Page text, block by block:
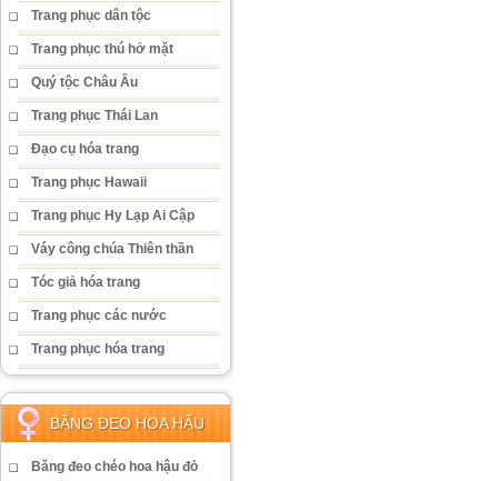
Trang phục dân tộc
Trang phục thú hở mặt
Quý tộc Châu Âu
Trang phục Thái Lan
Đạo cụ hóa trang
Trang phục Hawaii
Trang phục Hy Lạp Ai Cập
Váy công chúa Thiên thần
Tóc giả hóa trang
Trang phục các nước
Trang phục hóa trang
BĂNG ĐEO HOA HẬU
Băng đeo chéo hoa hậu đỏ